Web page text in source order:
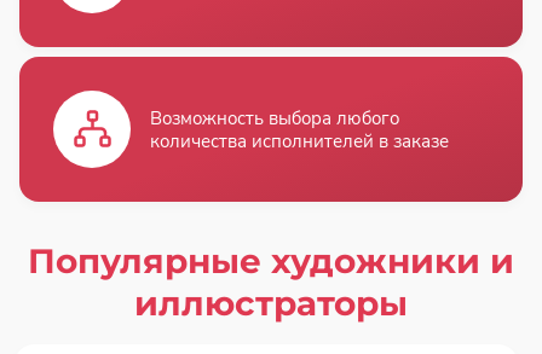
Возможность выбора любого
количества исполнителей в заказе
Популярные художники и
иллюстраторы